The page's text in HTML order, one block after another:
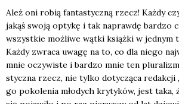
Ależ oni robią fan­ta­stycz­ną rzecz! Każ­dy
jakąś swo­ją opty­kę i tak napraw­dę bar­dzo
wszyst­kie moż­li­we wąt­ki książ­ki w jed­nym
Każ­dy zwra­ca uwa­gę na to, co dla nie­go
mnie oczy­wi­ste i bar­dzo mnie ten
stycz­na rzecz, nie tyl­ko doty­czą­ca redak­cji
go poko­le­nia mło­dych kry­ty­ków, jest taka,